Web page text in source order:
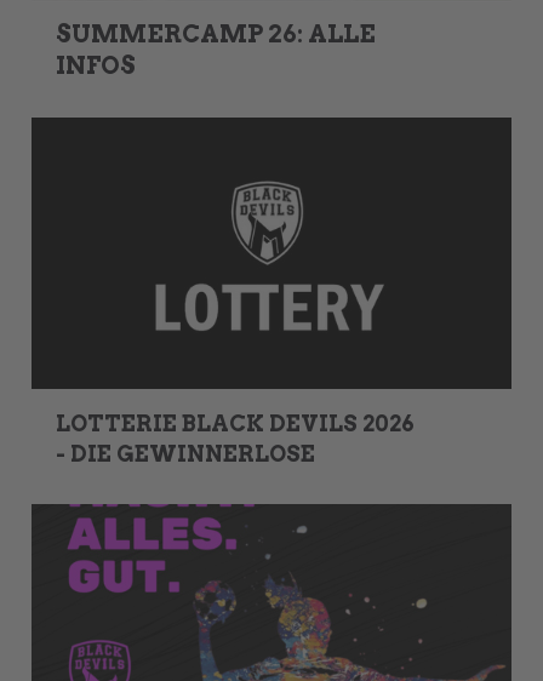
SUMMERCAMP 26: ALLE
INFOS
LOTTERIE BLACK DEVILS 2026
- DIE GEWINNERLOSE